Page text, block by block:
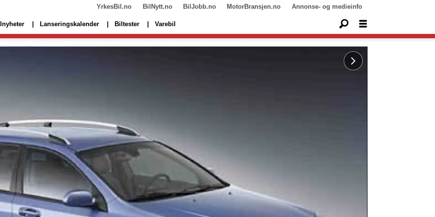
YrkesBil.no BilNytt.no BilJobb.no MotorBransjen.no Annonse- og medieinfo
Lanseringskalender Biltester Varebil